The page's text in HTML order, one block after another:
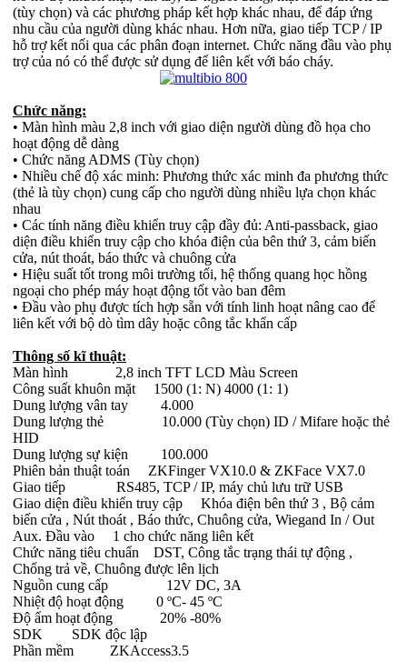
(tùy chọn) và các phương pháp kết hợp khác nhau, để đáp ứng
nhu cầu của người dùng khác nhau. Hơn nữa, giao tiếp TCP / IP
hỗ trợ kết nối qua các phân đoạn internet. Chức năng đầu vào phụ
trợ của nó có thể được sử dụng để liên kết với báo cháy.
Chức năng:
• Màn hình màu 2,8 inch với giao diện người dùng đồ họa cho
hoạt động dễ dàng
• Chức năng ADMS (Tùy chọn)
• Nhiều chế độ xác minh: Phương thức xác minh đa phương thức
(thẻ là tùy chọn) cung cấp cho người dùng nhiều lựa chọn khác
nhau
• Các tính năng điều khiển truy cập đầy đủ: Anti-passback, giao
diện điều khiển truy cập cho khóa điện của bên thứ 3, cảm biến
cửa, nút thoát, báo thức và chuông cửa
• Hiệu suất tốt trong môi trường tối, hệ thống quang học hồng
ngoại cho phép máy hoạt động tốt vào ban đêm
• Đầu vào phụ được tích hợp sẵn với tính linh hoạt nâng cao để
liên kết với bộ dò tìm dây hoặc công tắc khẩn cấp
Thông số kĩ thuật:
Màn hình 2,8 inch TFT LCD Màu Screen
Công suất khuôn mặt 1500 (1: N) 4000 (1: 1)
Dung lượng vân tay 4.000
Dung lượng thẻ 10.000 (Tùy chọn) ID / Mifare hoặc thẻ
HID
Dung lượng sự kiện 100.000
Phiên bản thuật toán ZKFinger VX10.0 & ZKFace VX7.0
Giao tiếp RS485, TCP / IP, máy chủ lưu trữ USB
Giao diện điều khiển truy cập Khóa điện bên thứ 3 , Bộ cảm
biến cửa , Nút thoát , Báo thức, Chuông cửa, Wiegand In / Out
Aux. Đầu vào 1 cho chức năng liên kết
Chức năng tiêu chuẩn DST, Công tắc trạng thái tự động ,
Chống trả về, Chuông được lên lịch
Nguồn cung cấp 12V DC, 3A
Nhiệt độ hoạt động 0 ºC- 45 ºC
Độ ẩm hoạt động 20% -80%
SDK SDK độc lập
Phần mềm ZKAccess3.5